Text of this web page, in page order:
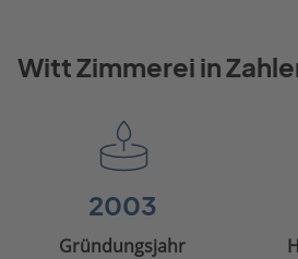
Witt Zimmerei in
2003
Gründungsjahr